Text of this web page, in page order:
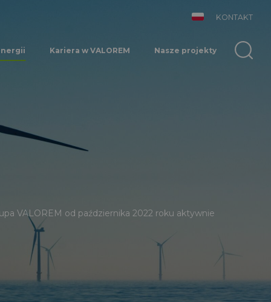
KONTAKT
Kariera w VALOREM Nasze projekty
VALOREM od października 2022 roku aktywnie